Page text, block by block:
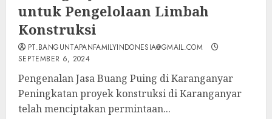
untuk Pengelolaan Limbah
Konstruksi
PT.BANGUNTAPANFAMILYINDONESIA@GMAIL.COM
SEPTEMBER 6, 2024
Pengenalan Jasa Buang Puing di Karanganyar
Peningkatan proyek konstruksi di Karanganyar
telah menciptakan permintaan...